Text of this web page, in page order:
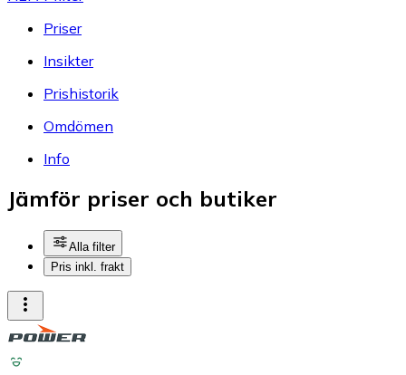
Priser
Insikter
Prishistorik
Omdömen
Info
Jämför priser och butiker
Alla filter
Pris inkl. frakt